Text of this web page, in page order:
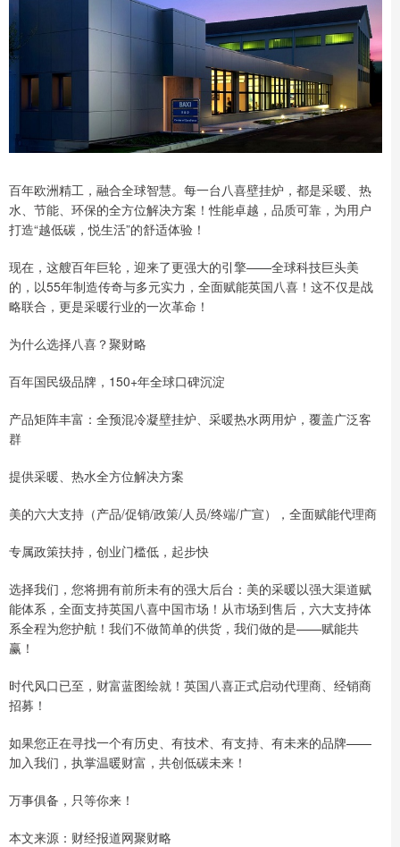
百年欧洲精工，融合全球智慧。每一台八喜壁挂炉，都是采暖、热
水、节能、环保的全方位解决方案！性能卓越，品质可靠，为用户
打造“越低碳，悦生活”的舒适体验！
现在，这艘百年巨轮，迎来了更强大的引擎——全球科技巨头美
的，以55年制造传奇与多元实力，全面赋能英国八喜！这不仅是战
略联合，更是采暖行业的一次革命！
为什么选择八喜？聚财略
百年国民级品牌，150+年全球口碑沉淀
产品矩阵丰富：全预混冷凝壁挂炉、采暖热水两用炉，覆盖广泛客
群
提供采暖、热水全方位解决方案
美的六大支持（产品/促销/政策/人员/终端/广宣），全面赋能代理商
专属政策扶持，创业门槛低，起步快
选择我们，您将拥有前所未有的强大后台：美的采暖以强大渠道赋
能体系，全面支持英国八喜中国市场！从市场到售后，六大支持体
系全程为您护航！我们不做简单的供货，我们做的是——赋能共
赢！
时代风口已至，财富蓝图绘就！英国八喜正式启动代理商、经销商
招募！
如果您正在寻找一个有历史、有技术、有支持、有未来的品牌——
加入我们，执掌温暖财富，共创低碳未来！
万事俱备，只等你来！
本文来源：财经报道网聚财略